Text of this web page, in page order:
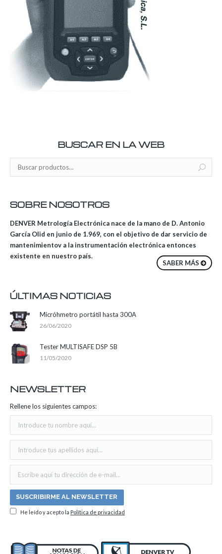
BUSCAR EN LA WEB
SOBRE NOSOTROS
DENVER Metrología Electrónica nace de la mano de D. Antonio
García Olid en junio de 1.969, con el objetivo de dar servicio de
mantenimientov a la instrumentación electrónica entonces
existente en nuestro país.
SABER MÁS
ÚLTIMAS NOTICIAS
Micróhmetro portátil hasta 300A
26/06/2020
Tester MULTISAFE DSP 5B
11/05/2020
NEWSLETTER
Rellene los siguientes campos:
He leído y acepto la Política de privacidad